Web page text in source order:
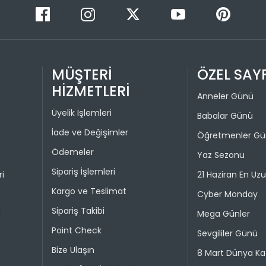
30 gün
bedeniyle
İade
istediğiniz
ederek
İade
uygun
Taksit
2
4
Taksit
1
MÜŞTERİ
HİZMETLERİ
Üyelik İşlemleri
İade ve Değişimler
Ödemeler
Sipariş İşlemleri
Kargo ve Teslimat
Sipariş Takibi
Point Check
Bize Ulaşın
ÖZEL
Anneler Günü
Babalar Günü
Öğretmenler
Yaz Sezonu
21 Haziran En
Cyber Monday
Mega Günler
Sevgililer Günü
8 Mart Dünya